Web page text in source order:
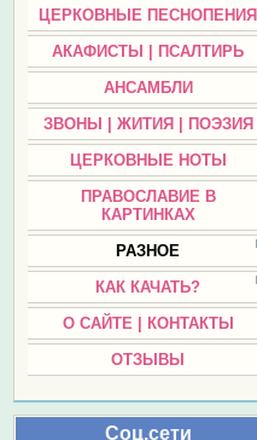
ЦЕРКОВНЫЕ ПЕСНОПЕНИЯ
АКАФИСТЫ | ПСАЛТИРЬ
АНСАМБЛИ
ЗВОНЫ | ЖИТИЯ | ПОЭЗИЯ
ЦЕРКОВНЫЕ НОТЫ
ПРАВОСЛАВИЕ В
КАРТИНКАХ
РАЗНОЕ
КАК КАЧАТЬ?
О САЙТЕ | КОНТАКТЫ
ОТЗЫВЫ
Соц.сети